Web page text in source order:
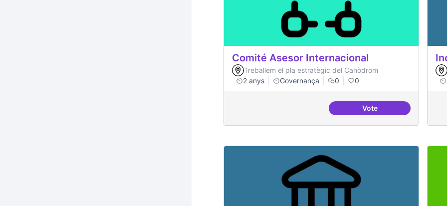
Comité Asesor Internacional
Treballem el pla estratègic del Canòdrom
2 anys
Governança 0 0
VoteComité Asesor